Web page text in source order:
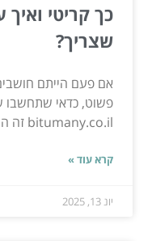
כך קריטי
שצריך?
אם פעם הייתם חושבים
פשוט, כדאי שתחשבו
bitumany.co.il זה הרבה...
קרא עוד »
יונ 13, 2025